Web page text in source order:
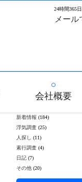
24時間365
メー
会社概要
新着情報 (184)
浮気調査 (25)
人探し
(11)
素行調査 (4)
日記 (7)
その他 (20)